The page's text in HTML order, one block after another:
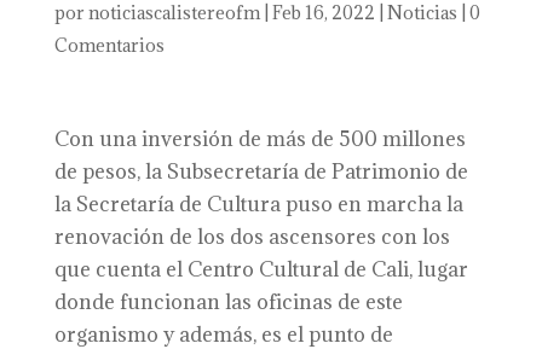
por noticiascalistereofm| Feb 16, 2022 Noticias 0
Comentarios
Con una inversión de más de 500 millones
de pesos, la Subsecretaría de Patrimonio de
la Secretaría de Cultura puso en marcha la
renovación de los dos ascensores con los
que cuenta el Centro Cultural de Cali, lugar
donde funcionan las oficinas de este
organismo y además, es el punto de